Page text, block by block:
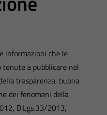
informazioni che le
a pubblicare nel
trasparenza, buona
dei fenomeni della
D.Lgs.33/2013,